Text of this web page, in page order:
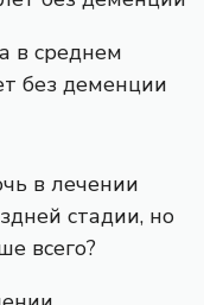
в среднем
без деменции